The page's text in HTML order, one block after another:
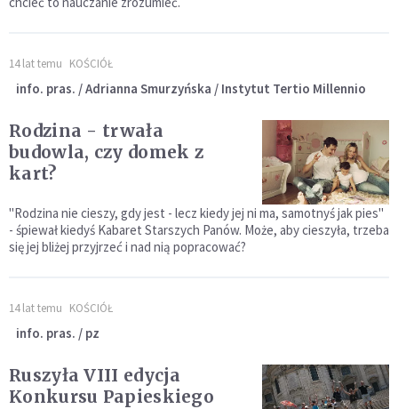
14 lat temu KOŚCIÓŁ
info. pras. / Adrianna Smurzyńska / Instytut Tertio Millennio
Rodzina - trwała
budowla, czy domek z
kart?
"Rodzina nie cieszy, gdy jest - lecz kiedy jej ni ma, samotnyś jak pies"
- śpiewał kiedyś Kabaret Starszych Panów. Może, aby cieszyła, trzeba
się jej bliżej przyjrzeć i nad nią popracować?
14 lat temu KOŚCIÓŁ
info. pras. / pz
Ruszyła VIII edycja
Konkursu Papieskiego